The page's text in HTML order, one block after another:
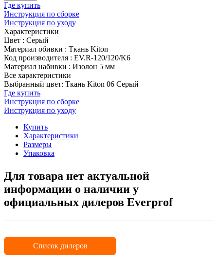
Где купить
Инструкция по сборке
Инструкция по уходу
Характеристики
Цвет : Серый
Материал обивки : Ткань Kiton
Код производителя : EV.R-120/120/K6
Материал набивки : Изолон 5 мм
Все характеристики
Выбранный цвет: Ткань Kiton 06 Серый
Где купить
Инструкция по сборке
Инструкция по уходу
Купить
Характеристики
Размеры
Упаковка
Для товара нет актуальной
информации о наличии у
официальных дилеров Everprof
Список дилеров